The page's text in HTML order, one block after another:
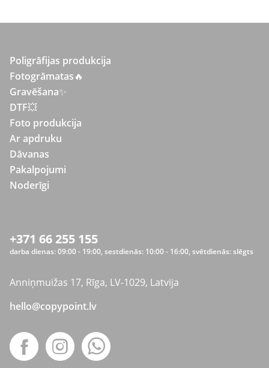
Poligrāfijas produkcija
Fotogrāmatas🔥
Gravēšana✨
DTF💥
Foto produkcija
Ar apdruku
Dāvanas
Pakalpojumi
Noderīgi
+371 66 255 155
darba dienas: 09:00 - 19:00, sestdienās: 10:00 - 16:00, svētdienās: slēgts
Anniņmuižas 17, Rīga, LV-1029, Latvija
hello@copypoint.lv